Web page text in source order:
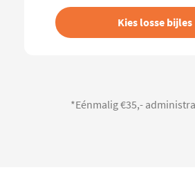
Kies losse bijles
*Eénmalig €35,-